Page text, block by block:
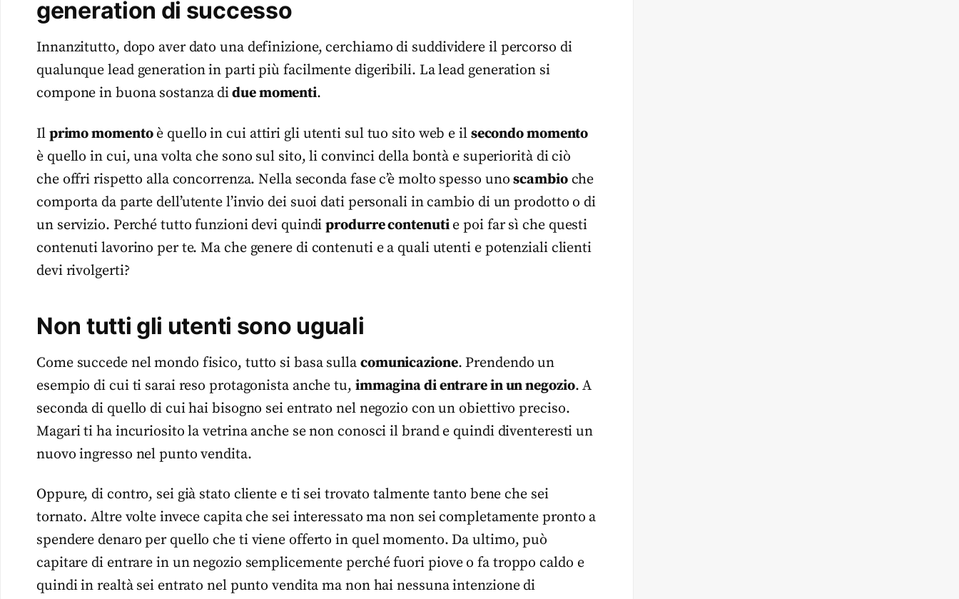
generation di successo
Innanzitutto, dopo aver dato una definizione, cerchiamo di suddividere il percorso di
qualunque lead generation in parti più facilmente digeribili. La lead generation si
compone in buona sostanza didue momenti.
Il primo momentoè quello in cui attiri gli utenti sul tuo sito web e il secondo momento
è quello in cui, una volta che sono sul sito, li convinci della bontà e superiorità di ciò
che offri rispetto alla concorrenza. Nella seconda fase c’è molto spesso unoscambioche
comporta da parte dell’utente l’invio dei suoi dati personali in cambio di un prodotto o di
un servizio. Perché tutto funzioni devi quindiprodurre contenutie poi far sì che questi
contenuti lavorino per te. Ma che genere di contenuti e a quali utenti e potenziali clienti
devi rivolgerti?
Non tutti gli utenti sono uguali
Come succede nel mondo fisico, tutto si basa sulla comunicazione. Prendendo un
esempio di cui ti sarai reso protagonista anche tu, immagina di entrare in un negozio. A
seconda di quello di cui hai bisogno sei entrato nel negozio con un obiettivo preciso.
Magari ti ha incuriosito la vetrina anche se non conosci il brand e quindi diventeresti un
nuovo ingresso nel punto vendita.
Oppure, di contro, sei già stato cliente e ti sei trovato talmente tanto bene che sei
tornato. Altre volte invece capita che sei interessato ma non sei completamente pronto a
spendere denaro per quello che ti viene offerto in quel momento. Da ultimo, può
capitare di entrare in un negozio semplicemente perché fuori piove o fa troppo caldo e
quindi in realtà sei entrato nel punto vendita ma non hai nessuna intenzione di